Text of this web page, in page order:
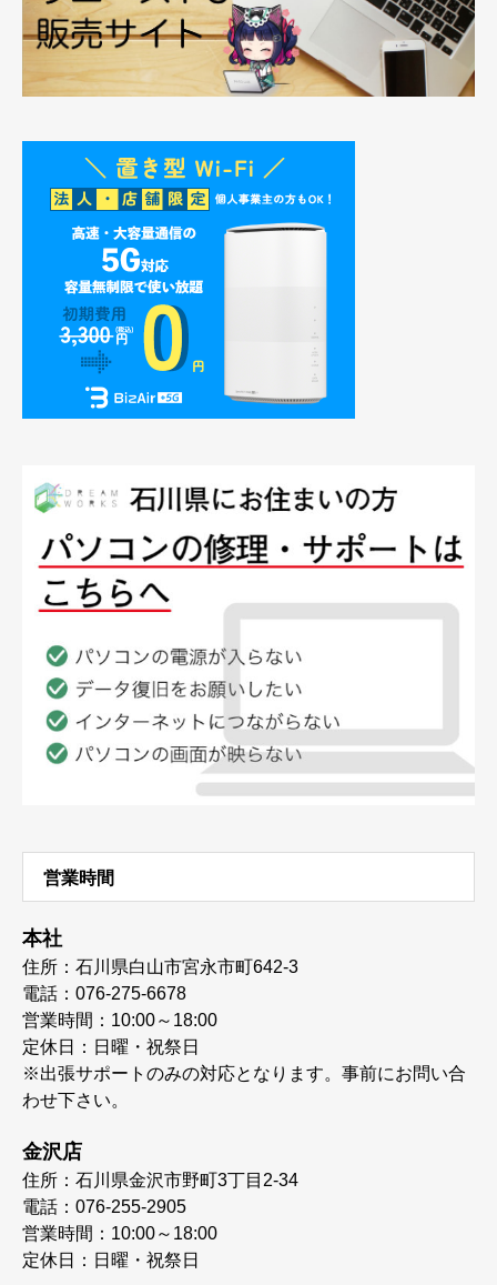
営業時間
本社
住所：石川県白山市宮永市町642-3
電話：076-275-6678
営業時間：10:00～18:00
定休日：日曜・祝祭日
※出張サポートのみの対応となります。事前にお問い合
わせ下さい。
金沢店
住所：石川県金沢市野町3丁目2-34
電話：076-255-2905
営業時間：10:00～18:00
定休日：日曜・祝祭日